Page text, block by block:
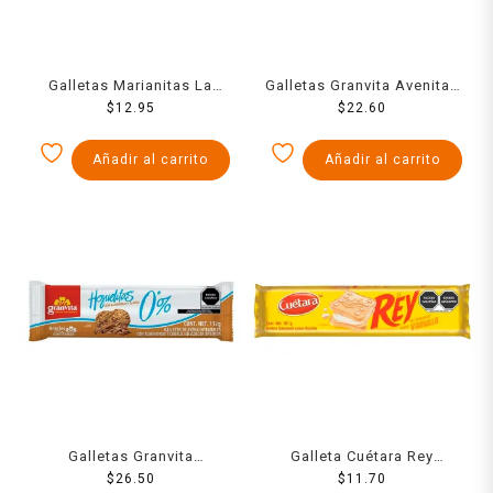
Galletas Marianitas La
Moderna chocolate 185 g
$12.95
Añadir al carrito
Galletas Granvita Avenitas
de avena integral sabor
$ 22.60
Añadir al carrito
Galletas Granvita
Hojuelitas de avena
$26.50
Galleta Cuétara Rey
Sándwich vainilla 101 g
$11.70